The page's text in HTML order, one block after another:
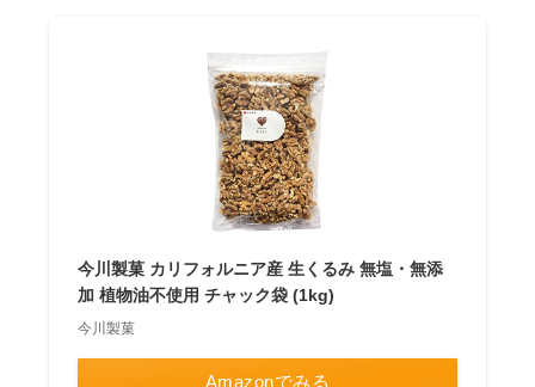
今川製菓 カリフォルニア産 生くるみ 無塩・無添
加 植物油不使用 チャック袋 (1kg)
今川製菓
Amazonでみる